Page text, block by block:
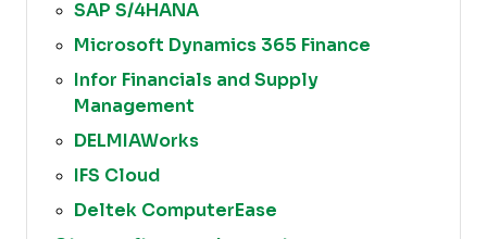
SAP S/4HANA
Microsoft Dynamics 365 Finance
Infor Financials and Supply
Management
DELMIAWorks
IFS Cloud
Deltek ComputerEase